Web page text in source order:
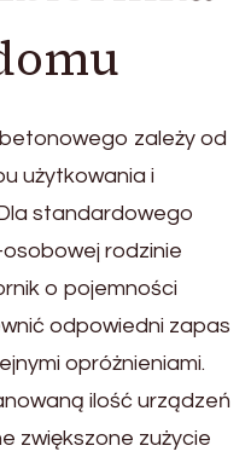
zależy od
użytkowania i
standardowego
rodzinie
o pojemności
odpowiedni zapas
opróżnieniami.
ilość urządzeń
zwiększone zużycie